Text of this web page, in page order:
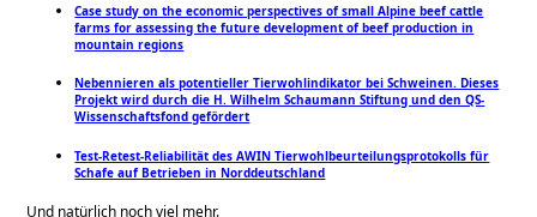
Case study on the economic perspectives of small Alpine beef cattle
farms for assessing the future development of beef production in
mountain regions
Nebennieren als potentieller Tierwohlindikator bei Schweinen. Dieses
Projekt wird durch die H. Wilhelm Schaumann Stiftung und den QS-
Wissenschaftsfond gefördert
Test-Retest-Reliabilität des AWIN Tierwohlbeurteilungsprotokolls für
Schafe auf Betrieben in Norddeutschland
Und natürlich noch viel mehr.